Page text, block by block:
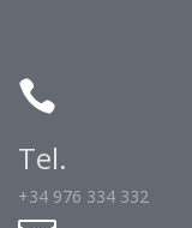
Tel.
+34 976 334 332